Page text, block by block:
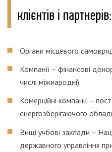
клієнтів і партнерів:
Органи місцевого
Компанії – фінансові
числі міжнародні)
Комерційні компанії –
енергозберігаючого
Вищі учбові заклади –
державного управління